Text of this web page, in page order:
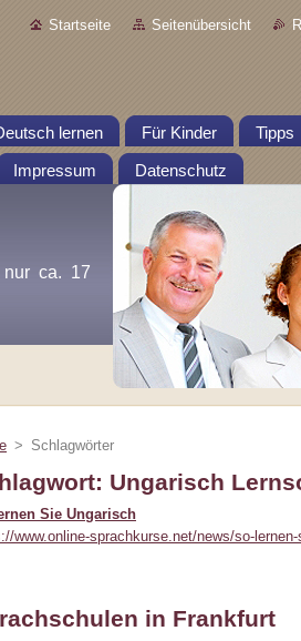
Startseite Seitenübersicht
lernen Für Kinder Tipps
Impressum Datenschutz
ca. 17
> Schlagwörter
Ungarisch
Sie Ungarisch
www.online-sprachkurse.net/news/so-
in Frankfurt